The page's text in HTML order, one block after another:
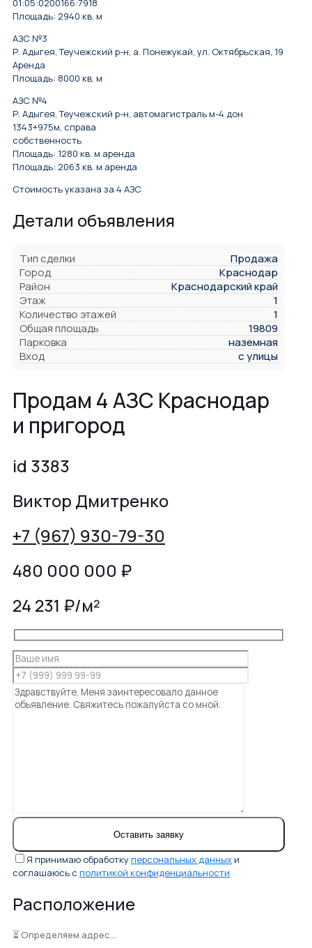
01:05:0200166:7918
Площадь: 2940 кв. м
АЗС №3
Р. Адыгея, Теучежский р-н, а. Понежукай, ул. Октябрьская, 19
Аренда
Площадь: 8000 кв. м
АЗС №4
Р. Адыгея, Теучежский р-н, автомагистраль м-4 дон
1343+975м, справа
собственность
Площадь: 1280 кв. м аренда
Площадь: 2063 кв. м аренда
Стоимость указана за 4 АЗС
Детали объявления
Тип сделки
Продажа
Город
Краснодар
Район
Краснодарский край
Этаж
1
Количество этажей
1
Общая площадь
19809
Парковка
наземная
Вход
с улицы
Продам 4 АЗС Краснодар
и пригород
id 3383
Виктор Дмитренко
+7 (967) 930-79-30
480 000 000 ₽
24 231 ₽/м²
Я принимаю обработкуперсональных данных и
соглашаюсь с политикой конфиденциальности
Расположение
⏳ Определяем адрес...